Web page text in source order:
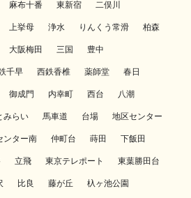
麻布十番 東新宿 二俣川
上挙母 浄水 りんくう常滑 柏森
大阪梅田 三国 豊中
千早 西鉄香椎 薬師堂 春日
御成門 内幸町 西台 八潮
みらい 馬車道 台場 地区センター
ンター南 仲町台 蒔田 下飯田
立飛 東京テレポート 東葉勝田台
比良 藤が丘 杁ヶ池公園